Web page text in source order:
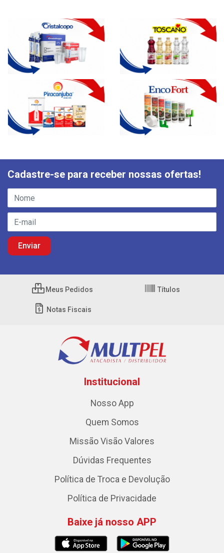
Cadastre-se para receber nossas ofertas!
Meus Pedidos Títulos
Notas Fiscais
Institucional
Nosso App
Quem Somos
Missão Visão Valores
Dúvidas Frequentes
Política de Troca e Devolução
Política de Privacidade
Baixe já nosso APP